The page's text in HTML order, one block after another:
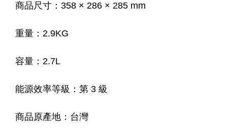
商品尺寸：358 × 286 × 285 mm
重量：2.9KG
容量：2.7L
能源效率等級：第 3 級
商品原產地：台灣